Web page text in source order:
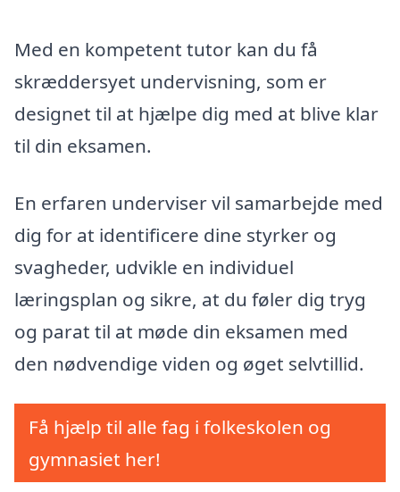
Med en kompetent tutor kan du få
skræddersyet undervisning, som er
designet til at hjælpe dig med at blive klar
til din eksamen.
En erfaren underviser vil samarbejde med
dig for at identificere dine styrker og
svagheder, udvikle en individuel
læringsplan og sikre, at du føler dig tryg
og parat til at møde din eksamen med
den nødvendige viden og øget selvtillid.
Få hjælp til alle fag i folkeskolen og
gymnasiet her!